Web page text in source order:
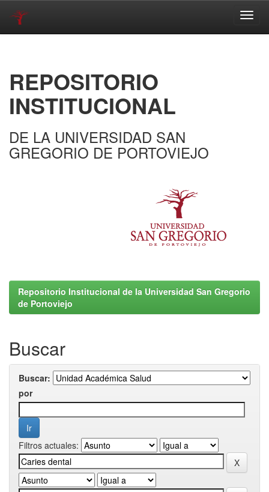
REPOSITORIO
INSTITUCIONAL
DE LA UNIVERSIDAD SAN
GREGORIO DE PORTOVIEJO
Repositorio Institucional de la Universidad San Gregorio
de Portoviejo
Buscar
Buscar:
por
Filtros actuales: